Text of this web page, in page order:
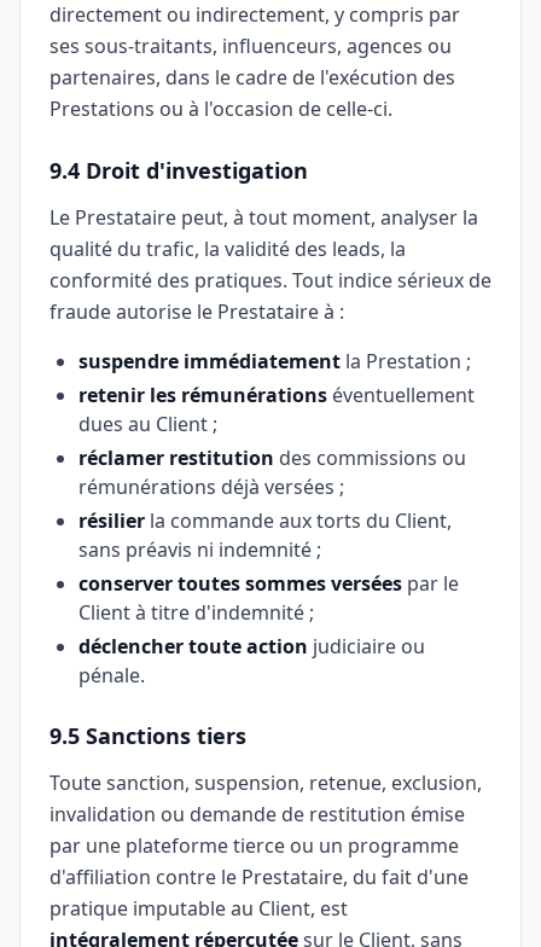
directement ou indirectement, y compris par
ses sous-traitants, influenceurs, agences ou
partenaires, dans le cadre de l'exécution des
Prestations ou à l'occasion de celle-ci.
9.4 Droit d'investigation
Le Prestataire peut, à tout moment, analyser la
qualité du trafic, la validité des leads, la
conformité des pratiques. Tout indice sérieux de
fraude autorise le Prestataire à :
suspendre immédiatement la Prestation ;
retenir les rémunérations éventuellement
dues au Client ;
réclamer restitution des commissions ou
rémunérations déjà versées ;
résilier la commande aux torts du Client,
sans préavis ni indemnité ;
conserver toutes sommes versées par le
Client à titre d'indemnité ;
déclencher toute action judiciaire ou
pénale.
9.5 Sanctions tiers
Toute sanction, suspension, retenue, exclusion,
invalidation ou demande de restitution émise
par une plateforme tierce ou un programme
d'affiliation contre le Prestataire, du fait d'une
pratique imputable au Client, est
intégralement répercutéesur le Client, sans